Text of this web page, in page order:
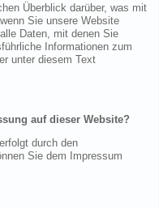
Überblick darüber, was mit
Sie unsere Website
Daten, mit denen Sie
Informationen zum
unter diesem Text
auf dieser Website?
durch den
Sie dem Impressum